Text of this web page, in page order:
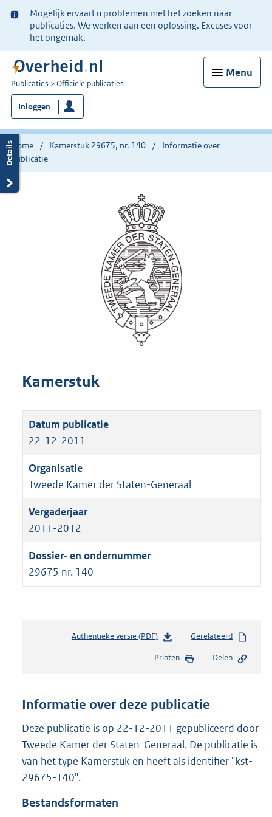
Ter
informatie:
Mogelijk ervaart u problemen met het zoeken naar
publicaties. We werken aan een oplossing. Excuses voor
het ongemak.
Menu
U
bent
nu
hier:
Publicaties Officiële publicaties
Inloggen
Home Kamerstuk 29675, nr. 140
Informatie over
publicatie
Kamerstuk
22-12-2011
Tweede Kamer der Staten-Generaal
2011-2012
29675 nr. 140
Authentieke versie (PDF)b
s
n
s
r
o
Gerelateerd
Printen Delen
Informatie over deze publicatie
Deze publicatie is op 22-12-2011 gepubliceerd door
Tweede Kamer der Staten-Generaal. De publicatie is
van het type Kamerstuk en heeft als identifier "kst-
29675-140".
Bestandsformaten